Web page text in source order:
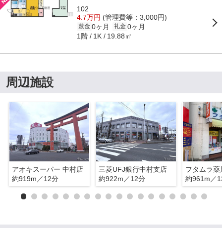
102
4.7万円 (管理費等：3,000円)
敷金 0ヶ月 礼金 0ヶ月
1階 1K 19.88㎡
周辺施設
アオキスーパー 中村店
約919m／12分
三菱UFJ銀行中村支店
約922m／12分
フタムラ薬
約961m／